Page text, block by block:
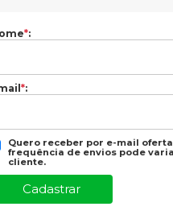
*:
*:
Quero receber por e-mail
frequência de envios pode
cliente.